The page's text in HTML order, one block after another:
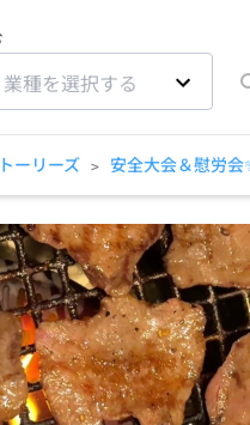
業種を選択する
ーリーズ > 安全大会＆慰労会